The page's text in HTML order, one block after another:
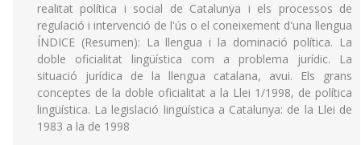
realitat política i social de Catalunya i els processos de
regulació i intervenció de l'ús o el coneixement d'una llengua
ÍNDICE (Resumen): La llengua i la dominació política. La
doble oficialitat lingüística com a problema jurídic. La
situació jurídica de la llengua catalana, avui. Els grans
conceptes de la doble oficialitat a la Llei 1/1998, de política
lingüística. La legislació lingüística a Catalunya: de la Llei de
1983 a la de 1998